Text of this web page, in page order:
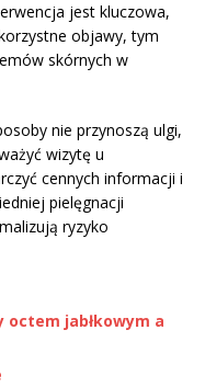
jest kluczowa,
objawy, tym
skórnych w
nie przynoszą ulgi,
wizytę u
cennych informacji i
pielęgnacji
ryzyko
octem jabłkowym a